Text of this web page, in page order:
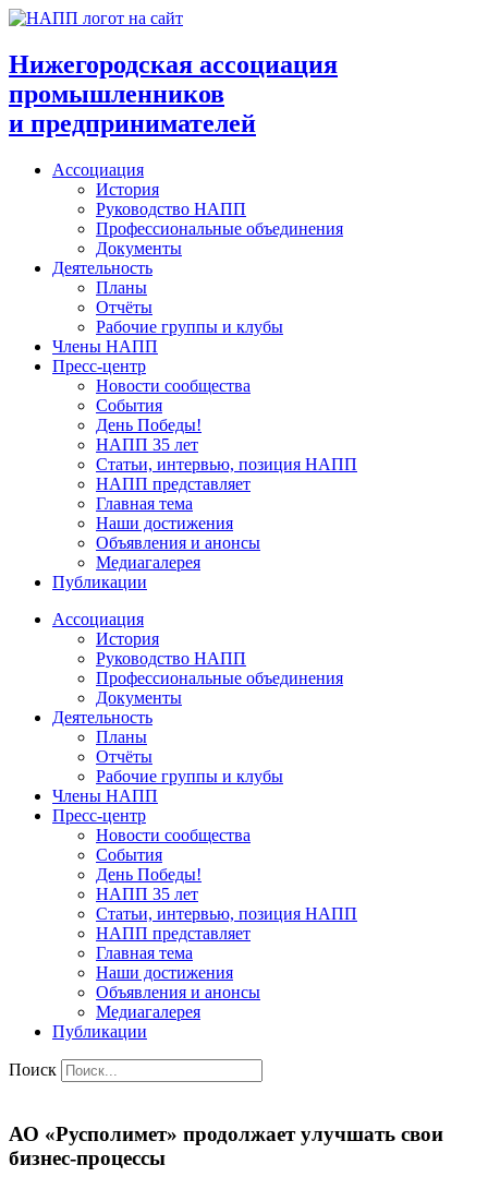
Перейти
содержимому
Нижегородская ассоциация
промышленников
и предпринимателей
Ассоциация
История
Руководство НАПП
Профессиональные объединения
Документы
Деятельность
Планы
Отчёты
Рабочие группы и клубы
Члены НАПП
Пресс-центр
Новости сообщества
События
День Победы!
НАПП 35 лет
Статьи, интервью, позиция НАПП
НАПП представляет
Главная тема
Наши достижения
Объявления и анонсы
Медиагалерея
Публикации
Ассоциация
История
Руководство НАПП
Профессиональные объединения
Документы
Деятельность
Планы
Отчёты
Рабочие группы и клубы
Члены НАПП
Пресс-центр
Новости сообщества
События
День Победы!
НАПП 35 лет
Статьи, интервью, позиция НАПП
НАПП представляет
Главная тема
Наши достижения
Объявления и анонсы
Медиагалерея
Публикации
Поиск
АО «Русполимет» продолжает улучшать свои
бизнес-процессы